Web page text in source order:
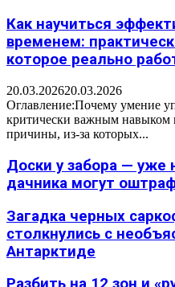
Как научиться
временем:
которое реально
20.03.202620.03.2026
Оглавление:Почему умение
критически важным навыком
причины, из-за которых...
Доски у забора — уже
дачника могут
Загадка черных
столкнулись с
Антарктиде